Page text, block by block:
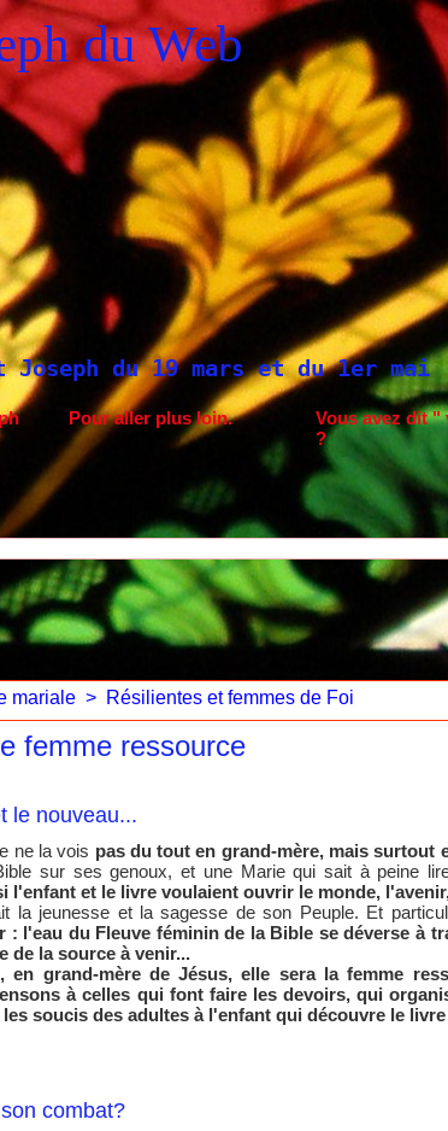
du Web
mars et du 1er mai Saint
Pour aller plus loin.
Vous avez dit "
?
mariale > Résilientes et femmes de Foi
femme ressource
le nouveau...
ne la vois pas du tout en grand-mère, mais surtout
sur ses genoux, et une Marie qui sait à peine
l'enfant et le livre voulaient ouvrir le monde,
la jeunesse et la sagesse de son Peuple. Et
: l'eau du Fleuve féminin de la Bible se déverse à
de la source à venir...
en grand-mère de Jésus, elle sera la femme
à celles qui font faire les devoirs, qui
soucis des adultes à l'enfant qui découvre le
combat?